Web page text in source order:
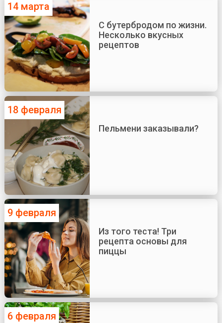
14 марта
С бутербродом по жизни.
Несколько вкусных
рецептов
18 февраля
Пельмени заказывали?
9 февраля
Из того теста! Три
рецепта основы для
пиццы
6 февраля